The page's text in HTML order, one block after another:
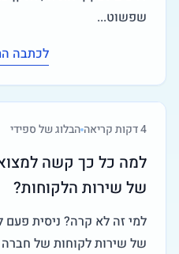
שפשוט...
לכתבה
4דקות קריאה הבלוג של ספידי
למה כל כך קשה
של שירות הלקוחות?
למי זה לא קרה? ניסית
של שירות לקוחות של